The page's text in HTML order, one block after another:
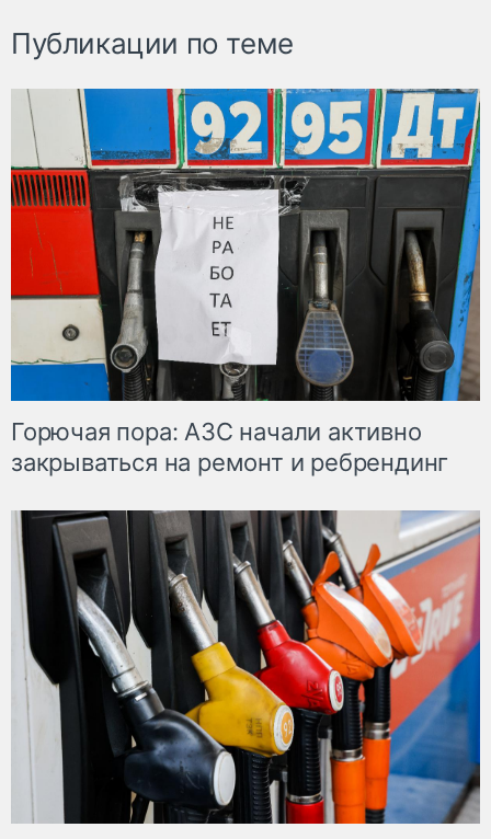
Публикации по теме
Горючая пора: АЗС начали активно
закрываться на ремонт и ребрендинг